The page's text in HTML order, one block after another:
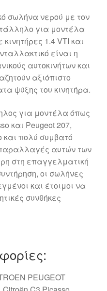
σωλήνα νερού με τον
για μοντέλα
1.4 VTI και
είναι η
αυτοκινήτων και
αξιόπιστο
ψύξης του κινητήρα.
για μοντέλα όπως
και Peugeot 207,
και πολύ συμβατό
αυτών των
στη επαγγελματική
οι σωλήνες
και έτοιμοι να
συνθήκες
PEUGEOT